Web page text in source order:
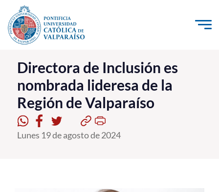
Click acá para ir directamente al contenido
La Universidad
Investigación, Creación e Innovación
PUCV Internacional
Vinculación con el Medio
Directora de Inclusión es
nombrada lideresa de la
Región de Valparaíso
Lunes 19 de agosto de 2024